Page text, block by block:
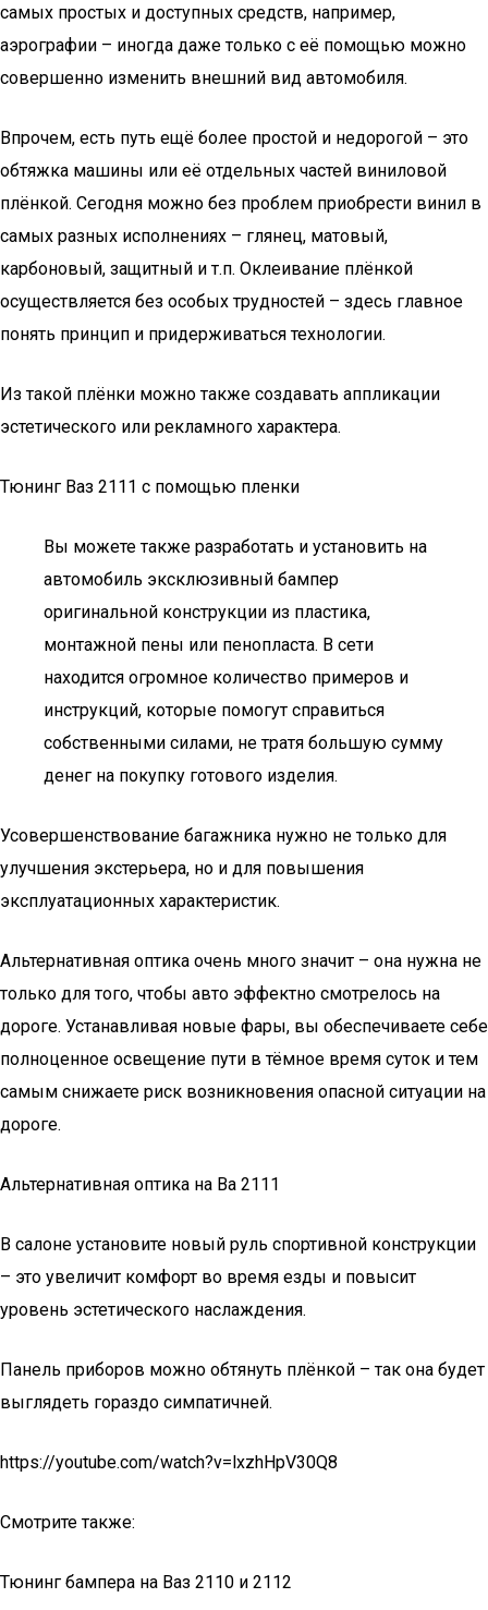
самых простых и доступных средств, например,
аэрографии – иногда даже только с её помощью можно
совершенно изменить внешний вид автомобиля.
Впрочем, есть путь ещё более простой и недорогой – это
обтяжка машины или её отдельных частей виниловой
плёнкой. Сегодня можно без проблем приобрести винил в
самых разных исполнениях – глянец, матовый,
карбоновый, защитный и т.п. Оклеивание плёнкой
осуществляется без особых трудностей – здесь главное
понять принцип и придерживаться технологии.
Из такой плёнки можно также создавать аппликации
эстетического или рекламного характера.
Тюнинг Ваз 2111 с помощью пленки
Вы можете также разработать и установить на
автомобиль эксклюзивный бампер
оригинальной конструкции из пластика,
монтажной пены или пенопласта. В сети
находится огромное количество примеров и
инструкций, которые помогут справиться
собственными силами, не тратя большую сумму
денег на покупку готового изделия.
Усовершенствование багажника нужно не только для
улучшения экстерьера, но и для повышения
эксплуатационных характеристик.
Альтернативная оптика очень много значит – она нужна не
только для того, чтобы авто эффектно смотрелось на
дороге. Устанавливая новые фары, вы обеспечиваете себе
полноценное освещение пути в тёмное время суток и тем
самым снижаете риск возникновения опасной ситуации на
дороге.
Альтернативная оптика на Ва 2111
В салоне установите новый руль спортивной конструкции
– это увеличит комфорт во время езды и повысит
уровень эстетического наслаждения.
Панель приборов можно обтянуть плёнкой – так она будет
выглядеть гораздо симпатичней.
https://youtube.com/watch?v=lxzhHpV30Q8
Смотрите также:
Тюнинг бампера на Ваз 2110 и 2112